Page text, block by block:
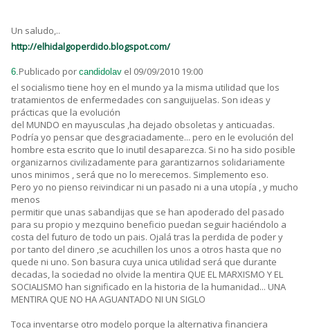
Un saludo,..
http://elhidalgoperdido.blogspot.com/
6. Publicado por candidolav el 09/09/2010 19:00
el socialismo tiene hoy en el mundo ya la misma utilidad que los
tratamientos de enfermedades con sanguijuelas. Son ideas y
prácticas que la evolución
del MUNDO en mayusculas ,ha dejado obsoletas y anticuadas.
Podría yo pensar que desgraciadamente... pero en le evolución del
hombre esta escrito que lo inutil desaparezca. Si no ha sido posible
organizarnos civilizadamente para garantizarnos solidariamente
unos minimos , será que no lo merecemos. Simplemento eso.
Pero yo no pienso reivindicar ni un pasado ni a una utopía , y mucho
menos
permitir que unas sabandijas que se han apoderado del pasado
para su propio y mezquino beneficio puedan seguir haciéndolo a
costa del futuro de todo un pais. Ojalá tras la perdida de poder y
por tanto del dinero ,se acuchillen los unos a otros hasta que no
quede ni uno. Son basura cuya unica utilidad será que durante
decadas, la sociedad no olvide la mentira QUE EL MARXISMO Y EL
SOCIALISMO han significado en la historia de la humanidad... UNA
MENTIRA QUE NO HA AGUANTADO NI UN SIGLO
Toca inventarse otro modelo porque la alternativa financiera